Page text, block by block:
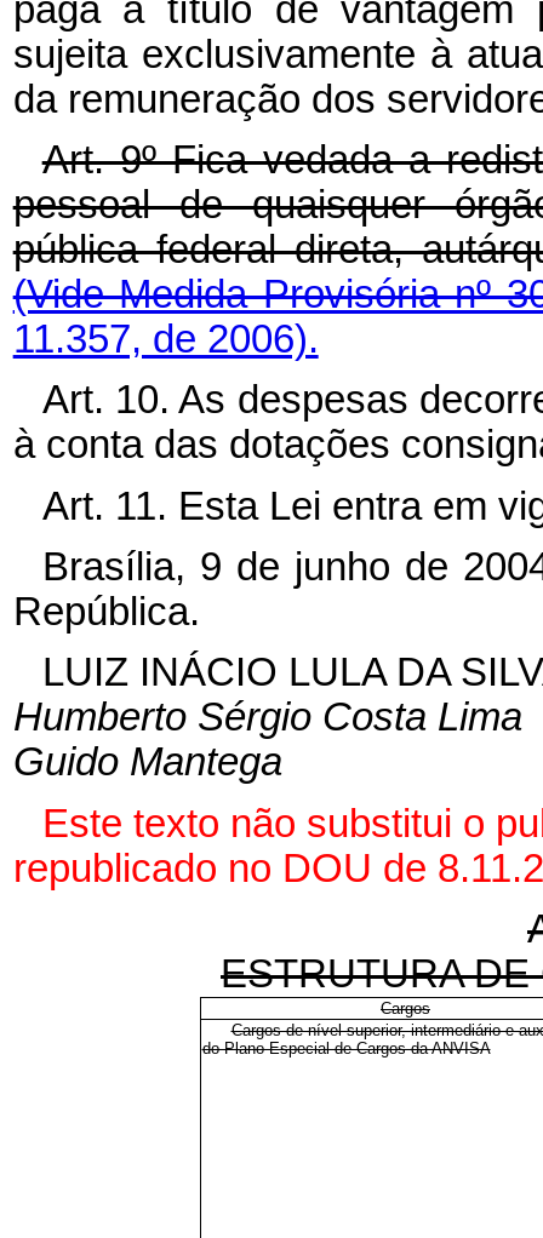
paga a título de vantagem
sujeita exclusivamente à
da remuneração dos
Art. 9º Fica vedada a
pessoal de quaisquer
pública federal direta,
(Vide Medida Provisória nº
11.357, de 2006).
Art. 10. As despesas
à conta das dotações
Art. 11. Esta Lei entra em
Brasília, 9 de junho de
República.
LUIZ INÁCIO LULA DA
Humberto Sérgio Costa Lima
Guido Mantega
Este texto não substitui o
republicado no DOU de
ESTRUTURA
Cargos
Cargos de nível superior, intermediário e
do Plano Especial de Cargos da ANVISA